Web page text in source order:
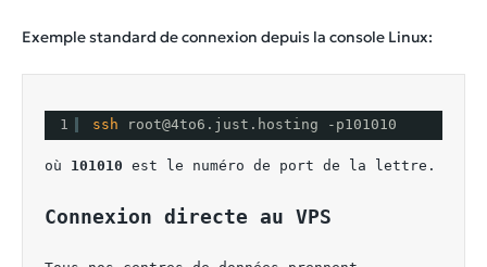
Exemple standard de connexion depuis la console Linux:
1 ssh root@4to6.just.hosting -p101010
où 101010 est le numéro de port de la lettre.
Connexion directe au VPS